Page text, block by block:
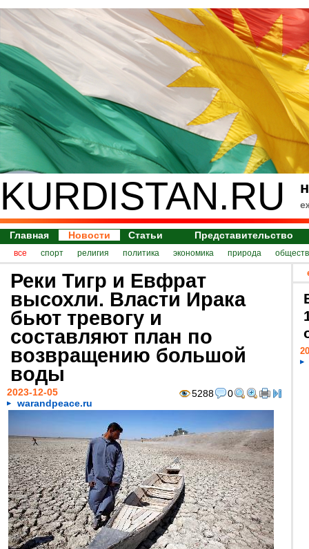
KURDISTAN.RU
Главная Новости Статьи Представительство
все спорт религия политика экономика природа
Реки Тигр и Евфрат
высохли. Власти Ирака
бьют тревогу и
составляют план по
возвращению большой
воды
5288 0
2023-12-05
warandpeace.ru